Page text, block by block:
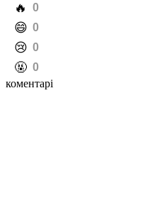
️🔥 0
️😄 0
️😢 0
️🤬 0
коментарі